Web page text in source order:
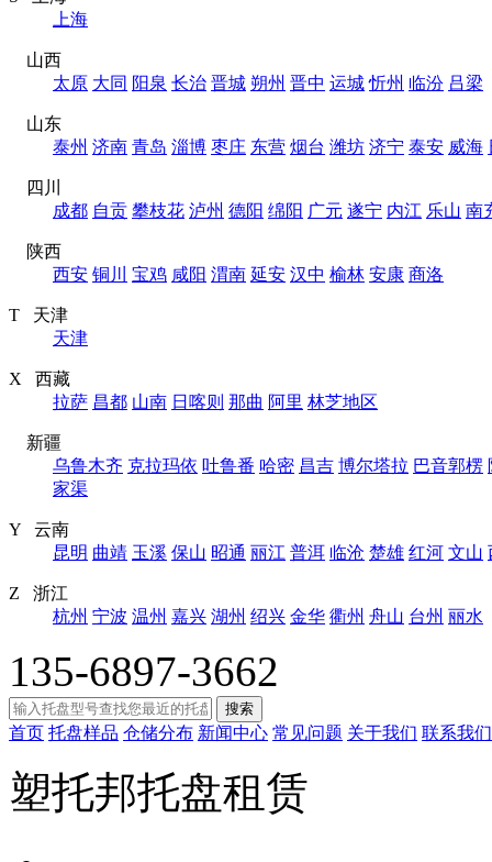
上海
山西
太原 大同 阳泉 长治 晋城 朔州 晋中 运城 忻州 临汾 吕梁
山东
泰州 济南 青岛 淄博 枣庄 东营 烟台 潍坊 济宁 泰安 威海
四川
成都 自贡 攀枝花 泸州 德阳 绵阳 广元 遂宁 内江 乐山 南
陕西
西安 铜川 宝鸡 咸阳 渭南 延安 汉中 榆林 安康 商洛
T 天津
天津
X 西藏
拉萨 昌都 山南 日喀则 那曲 阿里 林芝地区
新疆
乌鲁木齐 克拉玛依 吐鲁番 哈密 昌吉 博尔塔拉 巴音郭楞
家渠
Y 云南
昆明 曲靖 玉溪 保山 昭通 丽江 普洱 临沧 楚雄 红河 文山
Z 浙江
杭州 宁波 温州 嘉兴 湖州 绍兴 金华 衢州 舟山 台州 丽水
135-6897-3662
搜索
首页 托盘样品 仓储分布 新闻中心 常见问题 关于我们 联系我们
塑托邦托盘租赁